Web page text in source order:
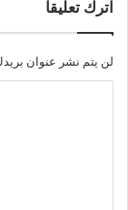
اترك تعليقاً
لن يتم نشر عنوان